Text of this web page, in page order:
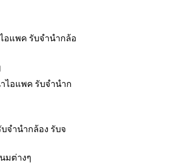
อแพค รับจำนำกล้อ
ไอแพค รับจำนำก
จำนำกล้อง รับจ
มต่างๆ